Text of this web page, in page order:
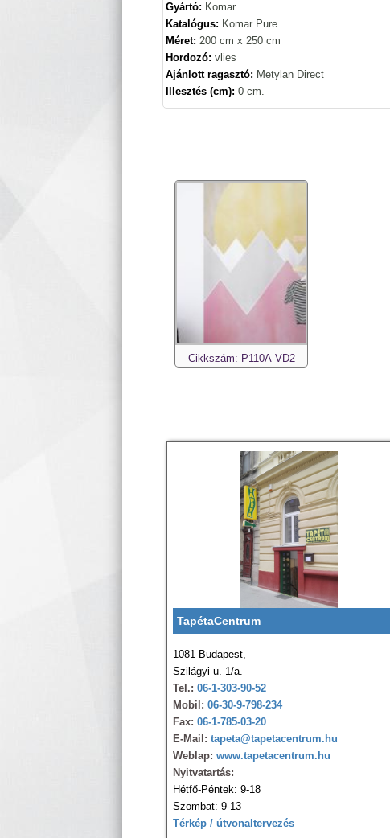
Gyártó: Komar
Katalógus: Komar Pure
Méret: 200 cm x 250 cm
Hordozó: vlies
Ajánlott ragasztó: Metylan Direct
Illesztés (cm): 0 cm.
Cikkszám: P110A-VD2
TapétaCentrum
1081 Budapest,
Szilágyi u. 1/a.
Tel.: 06-1-303-90-52
Mobil: 06-30-9-798-234
Fax: 06-1-785-03-20
E-Mail: tapeta@tapetacentrum.hu
Weblap: www.tapetacentrum.hu
Nyitvatartás:
Hétfő-Péntek: 9-18
Szombat: 9-13
Térkép / útvonaltervezés